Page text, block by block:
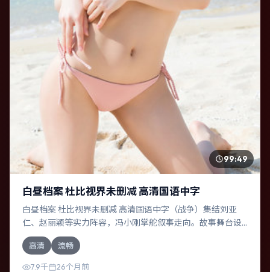
99:49
白昼档案 杜比视界未删减 高清国语中字
白昼档案 杜比视界未删减 高清国语中字（战争）集结刘亚
仁、赵丽颖等实力阵容，冯小刚掌舵叙事走向。故事舞台设
定于日本，围绕一次意外选择展开连锁反应；配乐与色彩高
度服务于主题，结尾留白耐人寻味。
高清 流畅
7.9千 26个月前